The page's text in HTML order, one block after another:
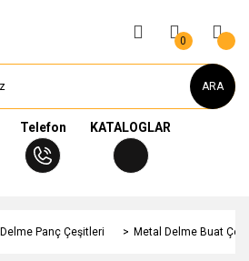
ARA
Telefon KATALOGLAR
0
Panç Çeşitleri Metal Delme Buat